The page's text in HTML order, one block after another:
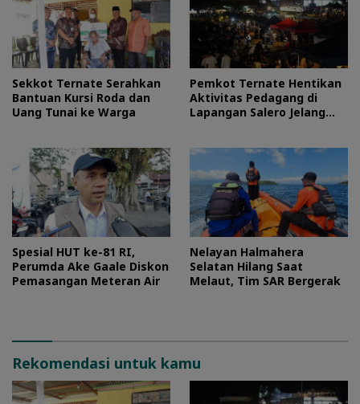
Sekkot Ternate Serahkan
Bantuan Kursi Roda dan
Uang Tunai ke Warga
Pemkot Ternate Hentikan
Aktivitas Pedagang di
Lapangan Salero Jelang
Spesial HUT ke-81 RI,
Perumda Ake Gaale Diskon
Pemasangan Meteran Air
Nelayan Halmahera
Selatan Hilang Saat
Melaut, Tim SAR Bergerak
Rekomendasi untuk kamu